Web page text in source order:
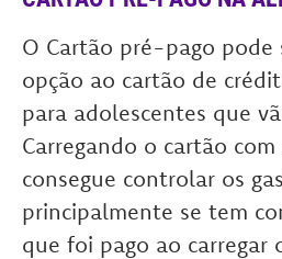
O Cartão pré-pago pode
opção ao cartão de
para adolescentes que
Carregando o cartão
consegue controlar os
principalmente se tem
que foi pago ao carregar